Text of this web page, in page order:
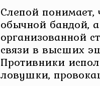
Слепой понимает,
обычной бандой,
организованной
связи в высших
Противники
ловушки,